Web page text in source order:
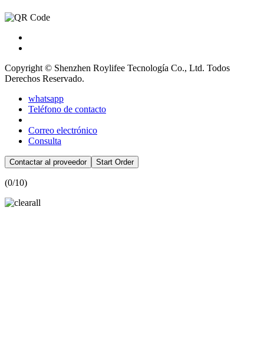
Copyright © Shenzhen Roylifee Tecnología Co., Ltd. Todos
Derechos Reservado.
whatsapp
Teléfono de contacto
Correo electrónico
Consulta
Contactar al proveedor Start Order
(0/10)